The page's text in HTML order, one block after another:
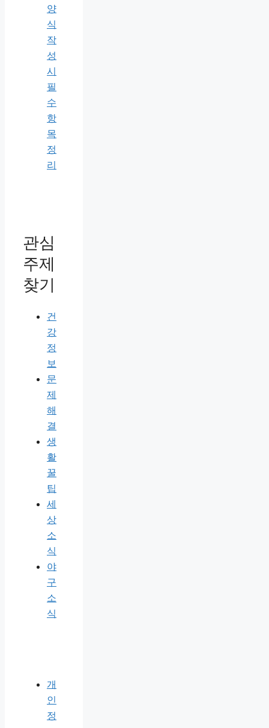
양
식
작
성
시
필
수
항
목
정
리
관심
주제
찾기
건
강
정
보
문
제
해
결
생
활
꿀
팁
세
상
소
식
야
구
소
식
개
인
정